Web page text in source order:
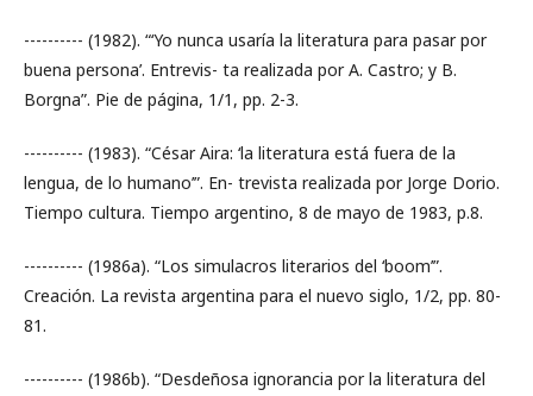
---------- (1982). “‘Yo nunca usaría la literatura para pasar por
buena persona’. Entrevis- ta realizada por A. Castro; y B.
Borgna”. Pie de página, 1/1, pp. 2-3.
---------- (1983). “César Aira: ‘la literatura está fuera de la
lengua, de lo humano’”. En- trevista realizada por Jorge Dorio.
Tiempo cultura. Tiempo argentino, 8 de mayo de 1983, p.8.
---------- (1986a). “Los simulacros literarios del ‘boom’”.
Creación. La revista argentina para el nuevo siglo, 1/2, pp. 80-
81.
---------- (1986b). “Desdeñosa ignorancia por la literatura del